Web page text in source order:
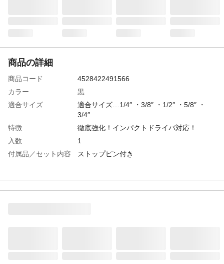
商品の詳細
商品コード
4528422491566
カラー
黒
適合サイズ
適合サイズ…1/4″ ・3/8″ ・1/2″ ・5/8″ ・
3/4″
特徴
徹底強化！インパクトドライバ対応！
入数
1
付属品／セット内容
ストップピン付き